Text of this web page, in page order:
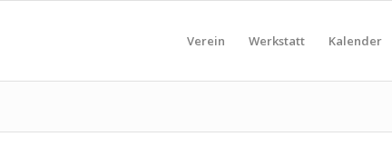
Verein Werkstatt Kalender